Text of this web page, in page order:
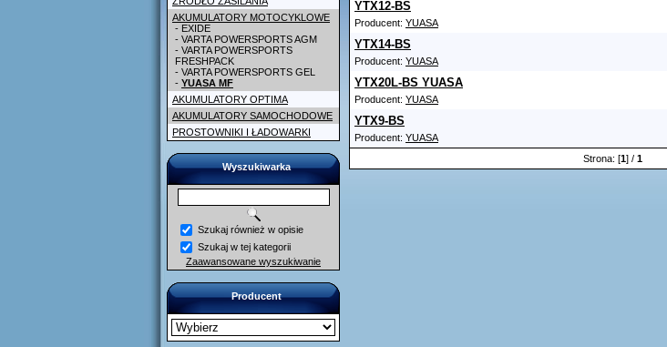
AKUMULATORY MOTOCYKLOWE
- EXIDE
- VARTA POWERSPORTS AGM
- VARTA POWERSPORTS
FRESHPACK
- VARTA POWERSPORTS GEL
- YUASA MF
AKUMULATORY OPTIMA
AKUMULATORY SAMOCHODOWE
PROSTOWNIKI I ŁADOWARKI
Wyszukiwarka
Szukaj również w opisie
Szukaj w tej kategorii
Zaawansowane wyszukiwanie
Producent
YTX12-BS
Producent: YUASA
YTX14-BS
Producent: YUASA
YTX20L-BS YUASA
Producent: YUASA
YTX9-BS
Producent: YUASA
Strona: [1] / 1